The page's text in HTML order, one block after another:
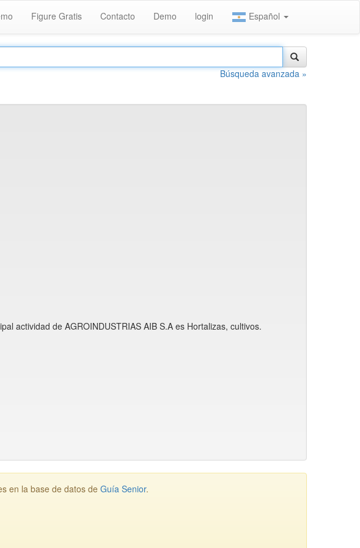
Figure Gratis Contacto Demo login Español
Búsqueda avanzada »
actividad de AGROINDUSTRIAS AIB S.A es Hortalizas, cultivos.
en la base de datos de Guía Senior.